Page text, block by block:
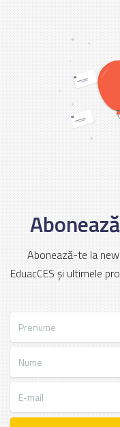
Abonează-te la
EduacCES și ultimele